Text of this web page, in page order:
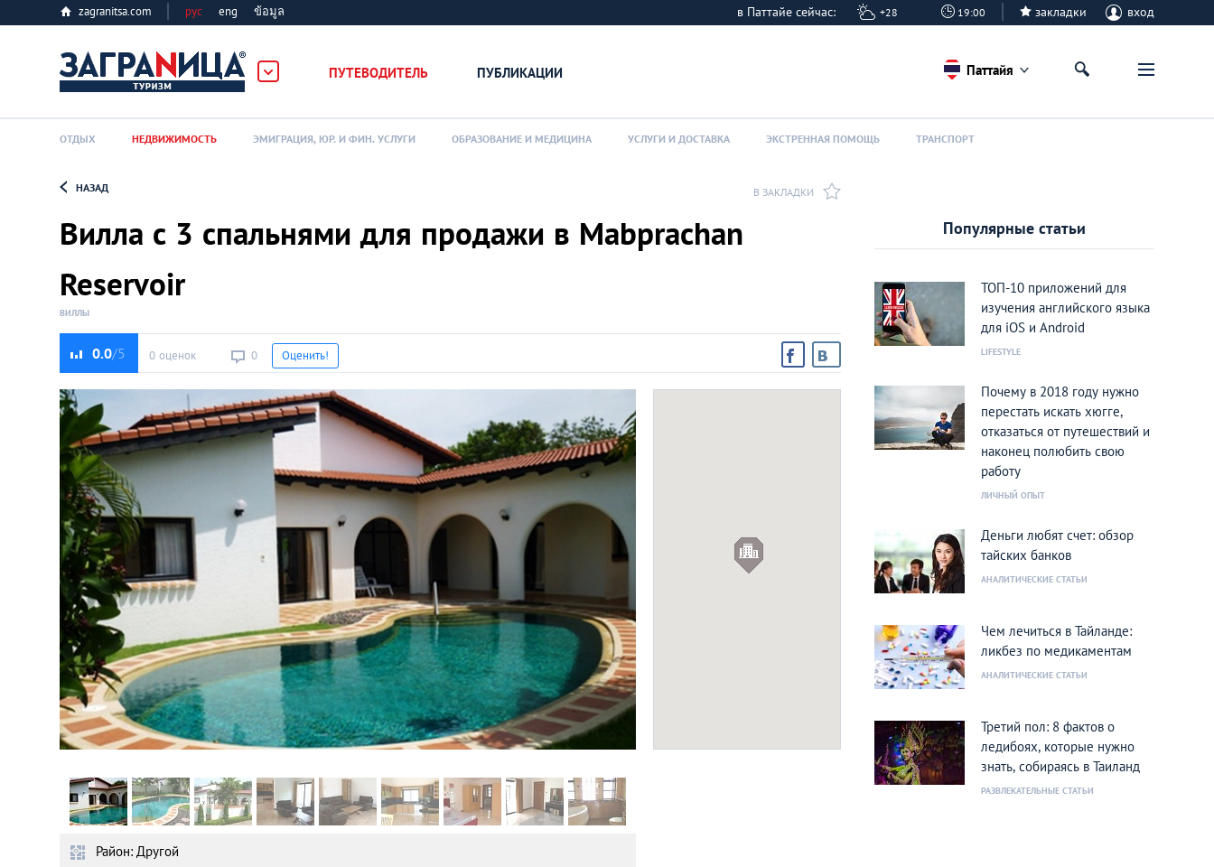
zagranitsa.com рус eng ข้อมูล в Паттайе сейчас: +28 19:00 закладки вход
ПУТЕВОДИТЕЛЬ ПУБЛИКАЦИИ
Алматы
Астана
Афины
Лондон
Лос-Анджелес
Москва
Париж
Пхукет
Санкт-Петербург
Loading...
Паттайя
ОТДЫХ НЕДВИЖИМОСТЬ ЭМИГРАЦИЯ, ЮР. И ФИН. УСЛУГИ ОБРАЗОВАНИЕ И МЕДИЦИНА УСЛУГИ И ДОСТАВКА ЭКСТРЕННАЯ ПОМОЩЬ ТРАНСПОРТ
НАЗАД В ЗАКЛАДКИ
Вилла с 3 спальнями для продажи в Mabprachan
Reservoir
ВИЛЛЫ
0.0 0 оценок 0 Оценить!
Район: Другой
Популярные статьи
ТОП-10 приложений для
изучения английского языка
для iOS и Android
LIFESTYLE
Почему в 2018 году нужно
перестать искать хюгге,
отказаться от путешествий и
наконец полюбить свою
работу
ЛИЧНЫЙ ОПЫТ
Деньги любят счет: обзор
тайских банков
АНАЛИТИЧЕСКИЕ СТАТЬИ
Чем лечиться в Тайланде:
ликбез по медикаментам
АНАЛИТИЧЕСКИЕ СТАТЬИ
Третий пол: 8 фактов о
ледибоях, которые нужно
знать, собираясь в Таиланд
РАЗВЛЕКАТЕЛЬНЫЕ СТАТЬИ